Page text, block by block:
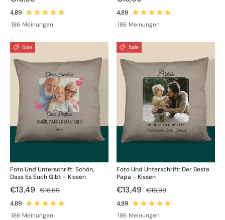
186 Meinungen 186 Meinungen
Sale
Foto Und Unterschrift: Schön,
Dass Es Euch Gibt - Kissen
€13,49 €16,99
186 Meinungen
Sale
Foto Und Unterschrift: Der Beste
Papa - Kissen
€13,49 €16,99
186 Meinungen